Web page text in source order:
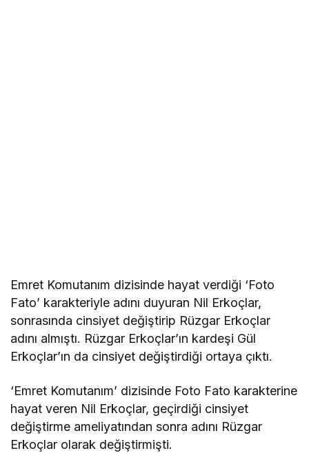
Emret Komutanım dizisinde hayat verdiği ‘Foto
Fato’ karakteriyle adını duyuran Nil Erkoçlar,
sonrasında cinsiyet değiştirip Rüzgar Erkoçlar
adını almıştı. Rüzgar Erkoçlar’ın kardeşi Gül
Erkoçlar’ın da cinsiyet değiştirdiği ortaya çıktı.
‘Emret Komutanım’ dizisinde Foto Fato karakterine
hayat veren Nil Erkoçlar, geçirdiği cinsiyet
değiştirme ameliyatından sonra adını Rüzgar
Erkoçlar olarak değiştirmişti.